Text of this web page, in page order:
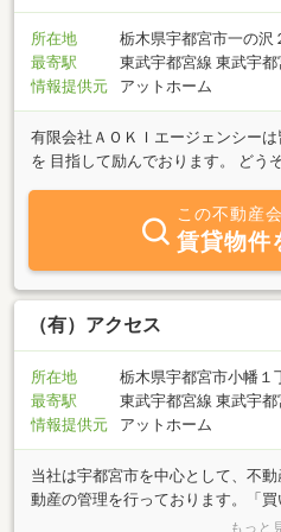
所在地
栃木県宇都宮市一の沢
最寄駅
東武宇都宮線 東武宇
情報提供元
アットホーム
有限会社ＡＯＫＩエージェンシー
を 目指して励んでおります。 どう
この不動産
賃貸物件
（有）アクセス
所在地
栃木県宇都宮市小幡１
最寄駅
東武宇都宮線 東武宇都
情報提供元
アットホーム
当社は宇都宮市を中心として、不
動産の管理を行っております。「
い」「貸したい」「不動産を今後
もっと